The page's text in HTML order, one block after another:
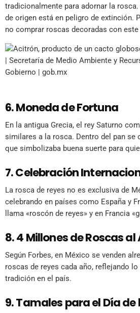
tradicionalmente para adornar la
de origen está en peligro de extinción.
no comprar roscas decoradas con este
6. Moneda de Fortuna
En la antigua Grecia, el rey Saturno
similares a la rosca. Dentro del pan se
que simbolizaba buena suerte para
7. Celebración
La rosca de reyes no es exclusiva de
celebrando en países como España y
llama «roscón de reyes» y en Francia
8. 4 Millones de Roscas al
Según Forbes, en México se venden
roscas de reyes cada año, reflejando
tradición en el país.
9. Tamales para el Día